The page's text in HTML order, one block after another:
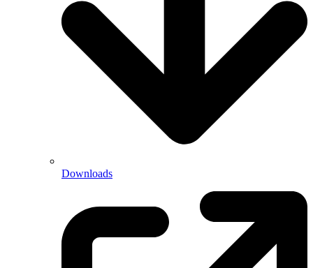
Downloads